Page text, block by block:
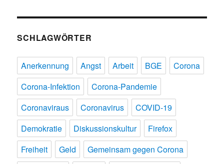
SCHLAGWÖRTER
Anerkennung Angst Arbeit BGE
Corona
Corona-Infektion
Corona-Pandemie
Coronaviraus
Coronavirus
COVID-19
Demokratie
Diskussionskultur
Firefox
Freiheit
Geld
Gemeinsam gegen Corona